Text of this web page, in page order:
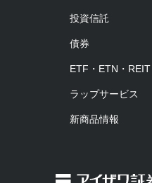
投資信託
債券
ETF・ETN・REIT
ラップサービス
新商品情報